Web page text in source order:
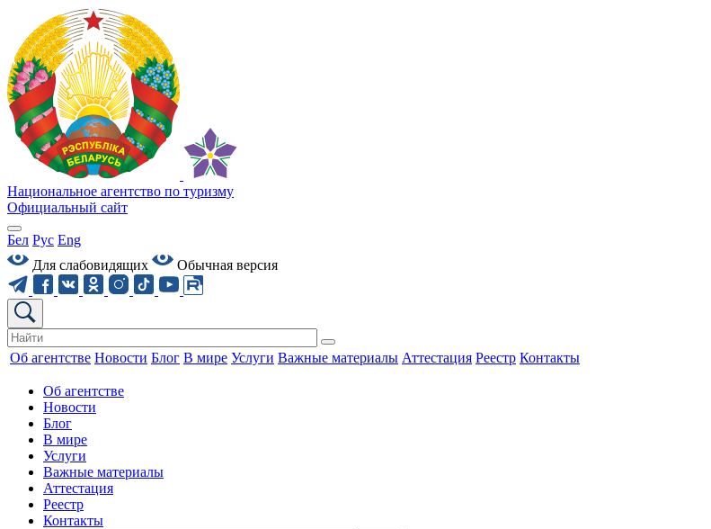
Национальное агентство по туризму
Официальный сайт
Бел Рус Eng
Для слабовидящих
Обычная версия
Об агентстве Новости Блог В мире Услуги Важные материалы Аттестация Реестр Контакты
Об агентстве
Новости
Блог
В мире
Услуги
Важные материалы
Аттестация
Реестр
Контакты